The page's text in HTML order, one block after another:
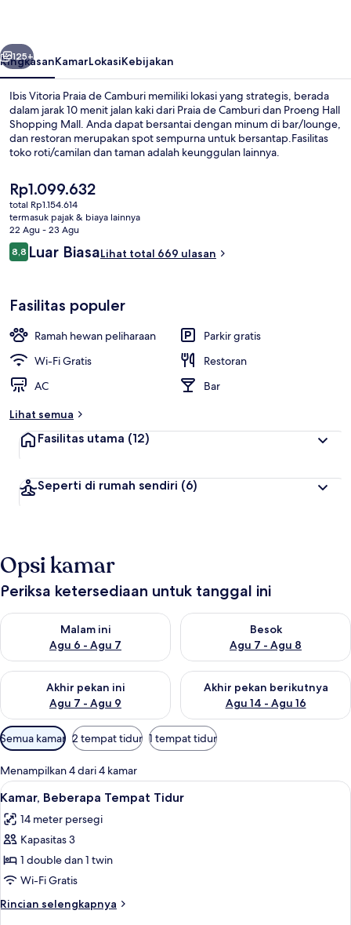
Berikutnya
125+
RingkasanKamarLokasiKebijakan
Ibis Vitoria Praia de Camburi memiliki lokasi yang strategis, berada
dalam jarak 10 menit jalan kaki dari Praia de Camburi dan Proeng Hall
Shopping Mall. Anda dapat bersantai dengan minum di bar/lounge,
dan restoran merupakan spot sempurna untuk bersantap.Fasilitas
toko roti/camilan dan taman adalah keunggulan lainnya.
Harga
saat
ini
Rp1.099.632
Rp1.099.632
total Rp1.154.614
termasuk pajak & biaya lainnya
22 Agu - 23 Agu
Ulasan
8,88,8 dari 10
Luar BiasaLihat total 669 ulasan
Fasilitas populer
Ramah hewan peliharaan
Parkir gratis
Wi-Fi Gratis
Restoran
AC
Bar
Lihat semua
Fasilitas utama (12)
Seperti di rumah sendiri (6)
Opsi kamar
Periksa ketersediaan untuk tanggal ini
Malam ini
Agu 6 - Agu 7
Periksa ketersediaan untuk malam ini Agu 6 - Agu 7
Besok
Agu 7 - Agu 8
Periksa ketersediaan untuk
Akhir pekan ini
Agu 7 - Agu 9
Periksa ketersediaan untuk akhir pekan ini Agu 7 - Agu 9
Akhir pekan berikutnya
Agu 14 - Agu 16
Periksa ketersediaan untuk
Filter
tersedia
untuk
kamar
Semua kamar 2 tempat tidur 1 tempat tidur
Menampilkan 4 dari 4 kamar
Lihat
semua
foto
untuk
Kamar,
Beberapa
Tempat
Tidur
Kamar, Beberapa Tempat Tidur |
22
Kamar, Beberapa Tempat Tidur
14 meter persegi
Kapasitas 3
1 double dan 1 twin
Wi-Fi Gratis
Rincian selengkapnya
Rincian